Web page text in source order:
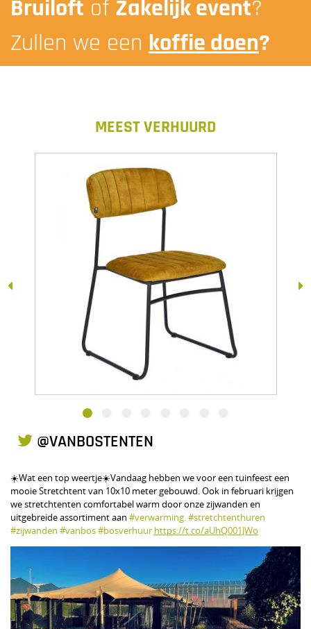
Bruiloft of Zakelijk event?
Zullen we een koffie doen?
MEEST VERHUURD
@VANBOSTENTEN
☀️Wat een top weertje☀️Vandaag hebben we voor een tuinfeest een
mooie Stretchtent van 10x10 meter gebouwd. Ook in februari krijgen
we stretchtenten comfortabel warm door onze zijwanden en
uitgebreide assortiment aan #verwarming.#stretchtenthuren
#zijwanden #vanbos#bosverhuur https://t.co/aUhQ001JWo